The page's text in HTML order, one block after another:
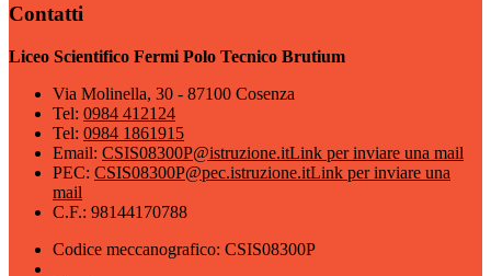
Contatti
Liceo Scientifico Fermi Polo Tecnico Brutium
Via Molinella, 30 - 87100 Cosenza
Tel: 0984 412124
Tel: 0984 1861915
Email: CSIS08300P@istruzione.itLink per inviare una mail
PEC: CSIS08300P@pec.istruzione.itLink per inviare una
mail
C.F.: 98144170788
Codice meccanografico: CSIS08300P